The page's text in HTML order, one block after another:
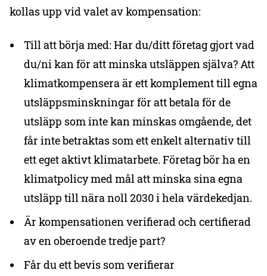
kollas upp vid valet av kompensation:
Till att börja med: Har du/ditt företag gjort vad
du/ni kan för att minska utsläppen själva? Att
klimatkompensera är ett komplement till egna
utsläppsminskningar för att betala för de
utsläpp som inte kan minskas omgående, det
får inte betraktas som ett enkelt alternativ till
ett eget aktivt klimatarbete. Företag bör ha en
klimatpolicy med mål att minska sina egna
utsläpp till nära noll 2030 i hela värdekedjan.
Är kompensationen verifierad och certifierad
av en oberoende tredje part?
Får du ett bevis som verifierar